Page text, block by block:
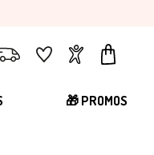
LivraisonFavorisComptePanier
🎁 PROMOS